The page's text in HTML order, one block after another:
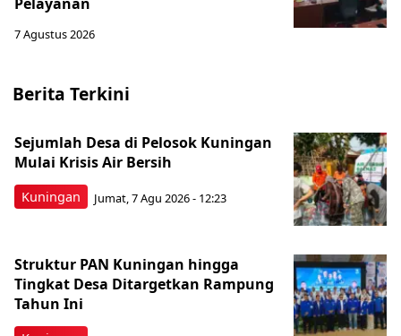
7 Agustus 2026
Berita Terkini
Kuningan
Sejumlah Desa di Pelosok Kuningan
Mulai Krisis Air Bersih
Jumat, 7 Agu 2026 - 12:23
Struktur PAN Kuningan hingga
Tingkat Desa Ditargetkan Rampung
Tahun Ini